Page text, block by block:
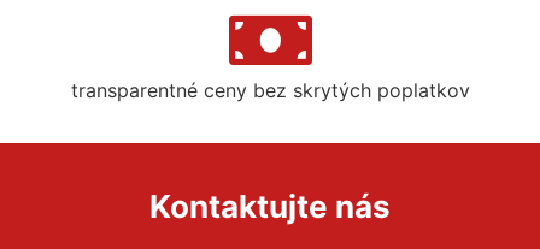
transparentné ceny bez skrytých poplatkov
Kontaktujte nás